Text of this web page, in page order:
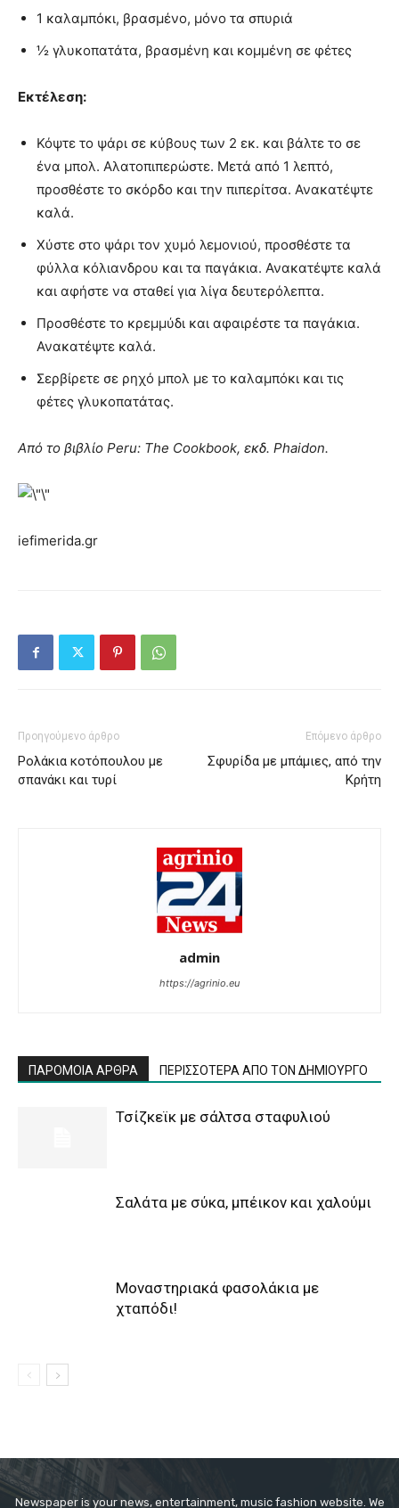
1 καλαμπόκι, βρασμένο, μόνο τα σπυριά
½ γλυκοπατάτα, βρασμένη και κομμένη σε φέτες
Εκτέλεση:
Κόψτε το ψάρι σε κύβους των 2 εκ. και βάλτε το σε
ένα μπολ. Αλατοπιπερώστε. Μετά από 1 λεπτό,
προσθέστε το σκόρδο και την πιπερίτσα. Ανακατέψτε
καλά.
Χύστε στο ψάρι τον χυμό λεμονιού, προσθέστε τα
φύλλα κόλιανδρου και τα παγάκια. Ανακατέψτε καλά
και αφήστε να σταθεί για λίγα δευτερόλεπτα.
Προσθέστε το κρεμμύδι και αφαιρέστε τα παγάκια.
Ανακατέψτε καλά.
Σερβίρετε σε ρηχό μπολ με το καλαμπόκι και τις
φέτες γλυκοπατάτας.
Από το βιβλίο Peru: The Cookbook, εκδ. Phaidon.
iefimerida.gr
Προηγούμενο άρθρο
Ρολάκια κοτόπουλου με
σπανάκι και τυρί
Επόμενο άρθρο
Σφυρίδα με μπάμιες, από την
Κρήτη
admin
https://agrinio.eu
ΠΑΡΟΜΟΙΑ ΑΡΘΡΑ ΠΕΡΙΣΣΟΤΕΡΑ ΑΠΟ ΤΟΝ ΔΗΜΙΟΥΡΓΟ
Τσίζκεϊκ με σάλτσα σταφυλιού
Σαλάτα με σύκα, μπέικον και χαλούμι
Μοναστηριακά φασολάκια με
χταπόδι!
Newspaper is your news, entertainment, music fashion website. We